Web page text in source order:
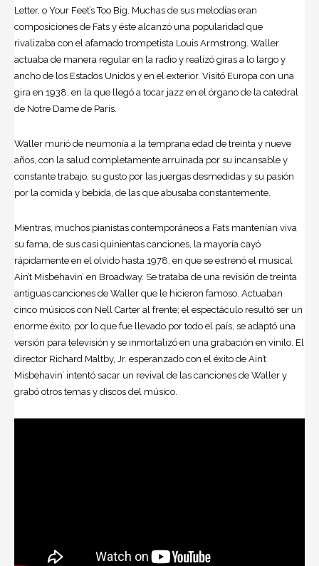
Letter, o Your Feet’s Too Big. Muchas de sus melodías eran
composiciones de Fats y éste alcanzó una popularidad que
rivalizaba con el afamado trompetista Louis Armstrong. Waller
actuaba de manera regular en la radio y realizó giras a lo largo y
ancho de los Estados Unidos y en el exterior. Visitó Europa con una
gira en 1938, en la que llegó a tocar jazz en el órgano de la catedral
de Notre Dame de París.
Waller murió de neumonía a la temprana edad de treinta y nueve
años, con la salud completamente arruinada por su incansable y
constante trabajo, su gusto por las juergas desmedidas y su pasión
por la comida y bebida, de las que abusaba constantemente.
Mientras, muchos pianistas contemporáneos a Fats mantenían viva
su fama, de sus casi quinientas canciones, la mayoría cayó
rápidamente en el olvido hasta 1978, en que se estrenó el musical
Ain’t Misbehavin’ en Broadway. Se trataba de una revisión de treinta
antiguas canciones de Waller que le hicieron famoso. Actuaban
cinco músicos con Nell Carter al frente; el espectáculo resultó ser un
enorme éxito, por lo que fue llevado por todo el país, se adaptó una
versión para televisión y se inmortalizó en una grabación en vinilo. El
director Richard Maltby, Jr. esperanzado con el éxito de Ain’t
Misbehavin’ intentó sacar un revival de las canciones de Waller y
grabó otros temas y discos del músico.